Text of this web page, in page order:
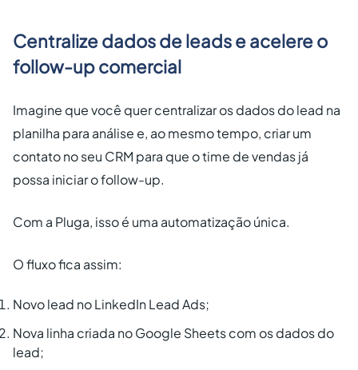
Centralize dados de leads e acelere o
follow-up comercial
Imagine que você quer centralizar os dados do lead na
planilha para análise e, ao mesmo tempo, criar um
contato no seu CRM para que o time de vendas já
possa iniciar o follow-up.
Com a Pluga, isso é uma automatização única.
O fluxo fica assim:
Novo lead no LinkedIn Lead Ads;
Nova linha criada no Google Sheets com os dados do
lead;